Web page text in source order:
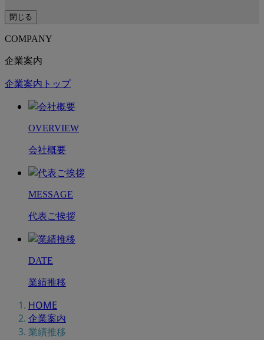
閉じる
COMPANY
企業案内
企業案内トップ
OVERVIEW
会社概要
MESSAGE
代表ご挨拶
DATE
業績推移
HOME
企業案内
業績推移